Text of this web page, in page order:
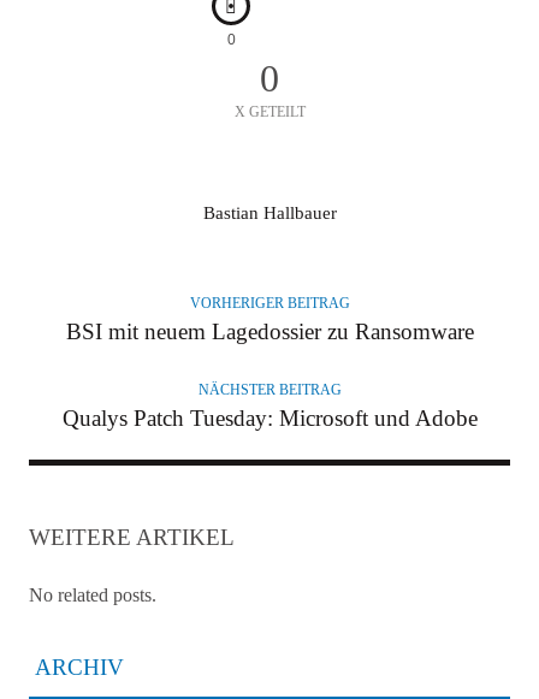
0
0
X GETEILT
Bastian Hallbauer
VORHERIGER BEITRAG
BSI mit neuem Lagedossier zu Ransomware
NÄCHSTER BEITRAG
Qualys Patch Tuesday: Microsoft und Adobe
WEITERE ARTIKEL
No related posts.
ARCHIV